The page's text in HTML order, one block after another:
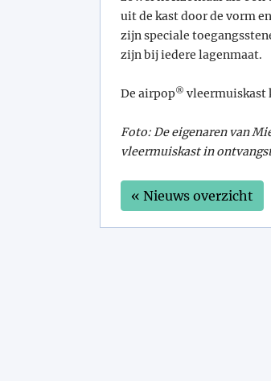
uit de kast door de vorm
zijn speciale
zijn bij iedere lagenmaat.
De airpop® vleermuiskast
Foto:De eigenaren van
vleermuiskast in
« Nieuws overzicht